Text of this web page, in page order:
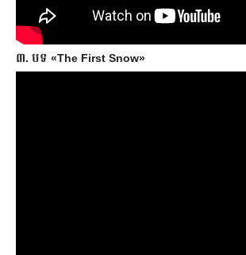
៣. បទ «The First Snow»